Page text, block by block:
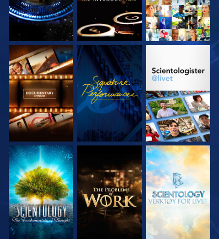
UTFORSK SERIEN SE UTFORSK SERIEN
UTFORSK SERIEN UTFORSK SERIEN UTFORSK SERIEN